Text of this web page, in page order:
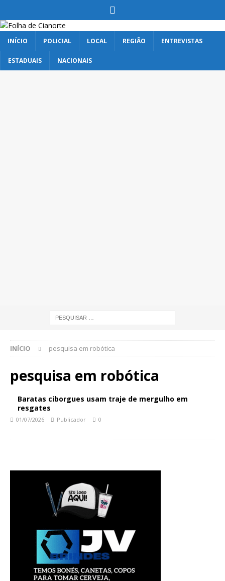
INÍCIO POLICIAL LOCAL REGIÃO ENTREVISTAS
ESTADUAIS NACIONAIS
INÍCIO pesquisa em robótica
pesquisa em robótica
Baratas ciborgues usam traje de mergulho em
resgates
01/07/2026 Publicador 0